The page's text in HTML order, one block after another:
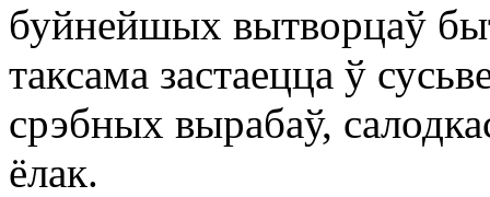
буйнейшых вытворцаў
таксама застаецца ў
срэбных вырабаў,
ёлак.